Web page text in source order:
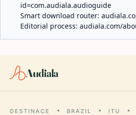
id=com.audiala.audioguide
Smart download router:
Editorial process: audiala.com/
Audiala
DESTINACE BRAZIL ITU